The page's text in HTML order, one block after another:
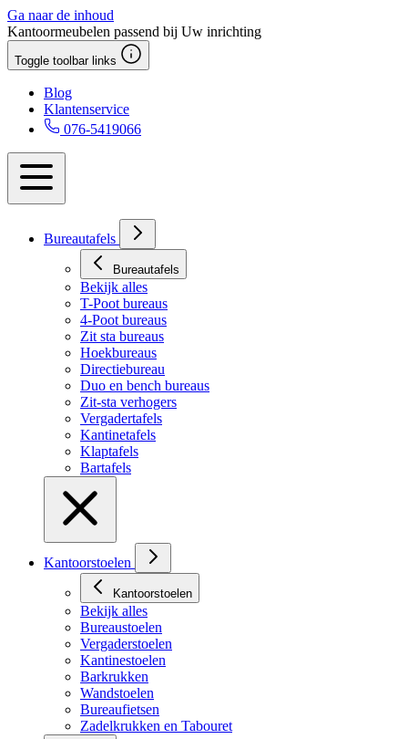
Ga naar de inhoud
Kantoormeubelen passend bij Uw inrichting
Toggle toolbar links
Blog
Klantenservice
076-5419066
Bureautafels
Bureautafels
Bekijk alles
T-Poot bureaus
4-Poot bureaus
Zit sta bureaus
Hoekbureaus
Directiebureau
Duo en bench bureaus
Zit-sta verhogers
Vergadertafels
Kantinetafels
Klaptafels
Bartafels
Kantoorstoelen
Kantoorstoelen
Bekijk alles
Bureaustoelen
Vergaderstoelen
Kantinestoelen
Barkrukken
Wandstoelen
Bureaufietsen
Zadelkrukken en Tabouret